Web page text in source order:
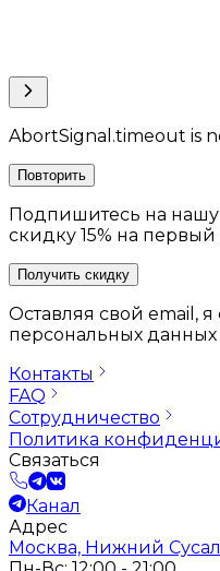
AbortSignal.timeout is
Повторить
Подпишитесь на нашу
скидку 15% на первый
Получить скидку
Оставляя свой email,
персональных данных
Контакты
FAQ
Сотрудничество
Политика
Связаться
Канал
Адрес
Москва, Нижний